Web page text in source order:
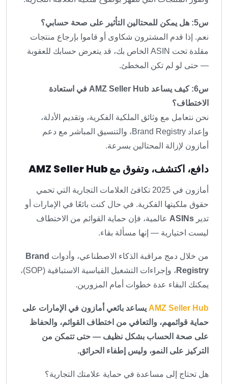
س5: هل يمكن للمحتالين التأثير على صحة حسابي؟
نعم. إذا قدم المشترون شكاوى أو قاموا بإرجاع منتجات
مقلدة تحت ASIN الخاص بك، قد يتعرض حسابك للعقوبة
— حتى لو لم تكن المخطئ.
س6: كيف يساعد AMZ Seller Hub في استعادة
الاختطاف؟
نحن نتعامل مع وثائق الملكية الفكرية، وتقديم الأدلة،
وإعداد Brand Registry، والتنسيق المباشر مع دعم
أمازون لإزالة المحتالين بسرعة.
دافع، اكتشف، وتفوق مع AMZ Seller Hub
أمازون في 2025 تكافئ العلامات التجارية التي تحمي
حقوق ملكيتها الفكرية. في حال كنت بائعًا في الإمارات أو
تدير ASINs عالمية، فإن حماية القوائم من الاختطاف
ليست اختيارية — إنها مسألة بقاء.
من خلال دمج مراقبة الذكاء الاصطناعي، وأدوات Brand
Registry
، وإجراءات التشغيل القياسية الاستباقية (SOP)،
يمكنك البقاء عدة خطوات أمام المزورين.
AMZ Seller Hub يساعد بائعي أمازون في الإمارات على
حماية قوائمهم، والتعافي من اختطاف القوائم، والحفاظ
على صحة الحساب بشكل نظيف — حتى تتمكن من
التركيز على النمو، وليس إطفاء الحرائق.
هل تحتاج إلى مساعدة في حماية علامتك التجارية؟